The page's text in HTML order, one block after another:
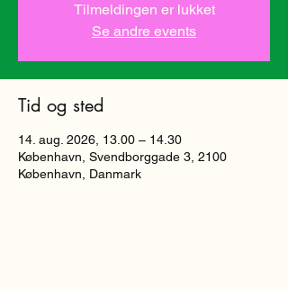
Tilmeldingen er lukket
Se andre events
Tid og sted
14. aug. 2026, 13.00 – 14.30
København, Svendborggade 3, 2100
København, Danmark